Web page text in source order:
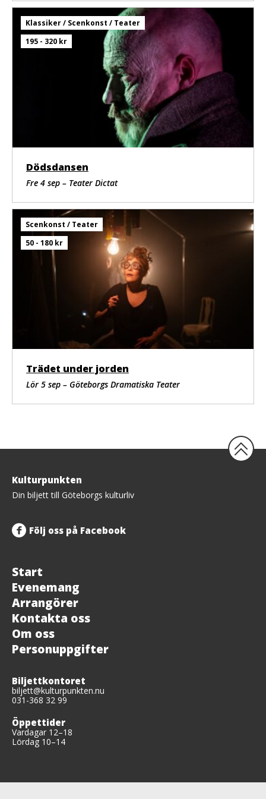
kortfilm och fotoutställning. Formen kan skifta, men
vårt sociala engagemang och viljan att länka konsten
till verkligheten är den främsta drivkraften.
Klassiker / Scenkonst / Teater
195 - 320 kr
Dödsdansen
Fre 4 sep – Teater Dictat
Scenkonst / Teater
50 - 180 kr
Trädet under jorden
Lör 5 sep – Göteborgs Dramatiska Teater
Tillbaka
upp
Kulturpunkten
Din biljett till Göteborgs kulturliv
Följ oss på Facebook
Start
Evenemang
Arrangörer
Kontakta oss
Om oss
Personuppgifter
Biljettkontoret
biljett@kulturpunkten.nu
031-368 32 99
Öppettider
Vardagar 12–18
Lördag 10–14